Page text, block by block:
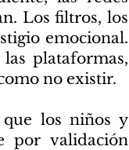
Los filtros, los
emocional.
plataformas,
no existir.
los niños y
por validación